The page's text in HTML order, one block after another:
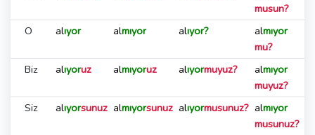
musun?
O
alıyor almıyor alıyor? almıyor
mu?
Biz
alıyoruz almıyoruz alıyormuyuz? almıyor
muyuz?
Siz
alıyorsunuz almıyorsunuz alıyormusunuz? almıyor
musunuz?